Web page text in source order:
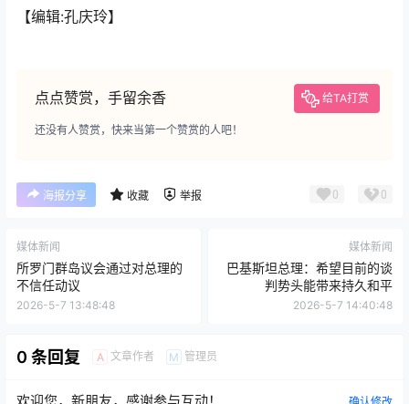
【编辑:孔庆玲】
点点赞赏，手留余香 给TA打赏
还没有人赞赏，快来当第一个赞赏的人吧！
海报分享 收藏 举报 0 0
媒体新闻
所罗门群岛议会通过对总理的
不信任动议
2026-5-7 13:48:48
媒体新闻
巴基斯坦总理：希望目前的谈
判势头能带来持久和平
2026-5-7 14:40:48
0 条回复 A 文章作者 M 管理员